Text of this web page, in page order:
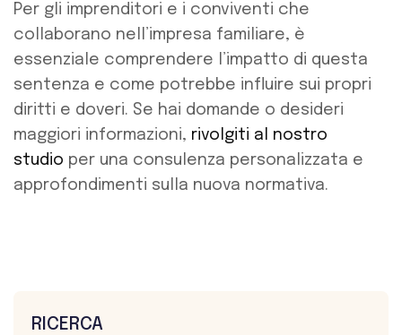
Per gli imprenditori e i conviventi che
collaborano nell’impresa familiare, è
essenziale comprendere l’impatto di questa
sentenza e come potrebbe influire sui propri
diritti e doveri. Se hai domande o desideri
maggiori informazioni, rivolgiti al nostro
studio per una consulenza personalizzata e
approfondimenti sulla nuova normativa.
RICERCA